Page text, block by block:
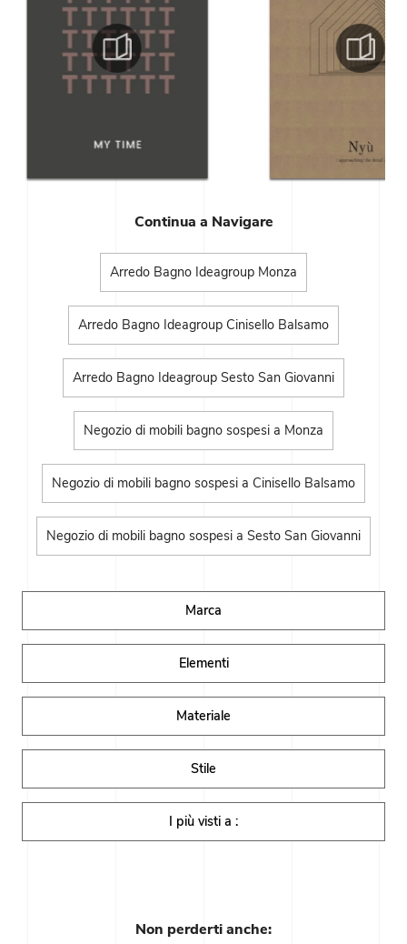
Continua a Navigare
Arredo Bagno Ideagroup Monza
Arredo Bagno Ideagroup Cinisello Balsamo
Arredo Bagno Ideagroup Sesto San Giovanni
Negozio di mobili bagno sospesi a Monza
Negozio di mobili bagno sospesi a Cinisello Balsamo
Negozio di mobili bagno sospesi a Sesto San Giovanni
Marca
Elementi
Materiale
Stile
I più visti a :
Non perderti anche: